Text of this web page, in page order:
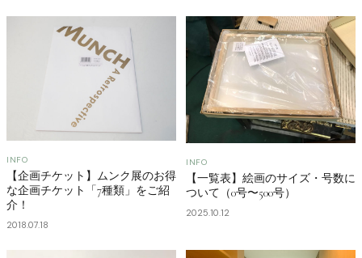
INFO
【企画チケット】ムンク展のお得
な企画チケット「7種類」をご紹
介！
2018.07.18
INFO
【一覧表】絵画のサイズ・号数に
ついて（0号〜500号）
2025.10.12